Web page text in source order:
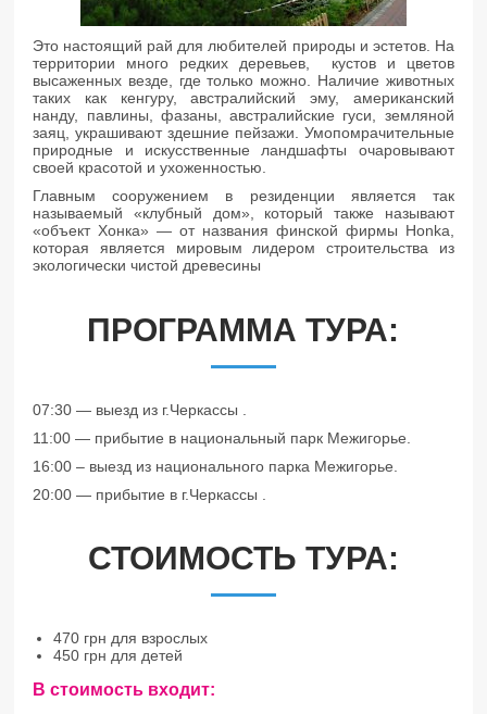
Это настоящий рай для любителей природы и эстетов. На
территории много редких деревьев, кустов и цветов
высаженных везде, где только можно. Наличие животных
таких как кенгуру, австралийский эму, американский
нанду, павлины, фазаны, австралийские гуси, земляной
заяц, украшивают здешние пейзажи. Умопомрачительные
природные и искусственные ландшафты очаровывают
своей красотой и ухоженностью.
Главным сооружением в резиденции является так
называемый «клубный дом», который также называют
«объект Хонка» — от названия финской фирмы Honka,
которая является мировым лидером строительства из
экологически чистой древесины
ПРОГРАММА ТУРА:
07:30 — выезд из г.Черкассы .
11:00 — прибытие в национальный парк Межигорье.
16:00 – выезд из национального парка Межигорье.
20:00 — прибытие в г.Черкассы .
СТОИМОСТЬ ТУРА:
470 грн для взрослых
450 грн для детей
В стоимость входит: